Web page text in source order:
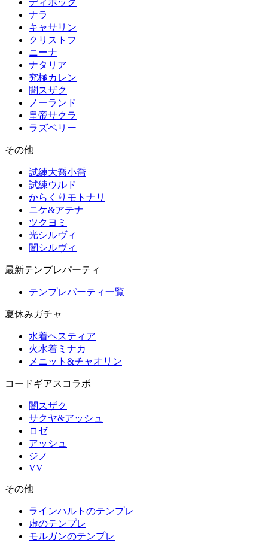
ディボック
ナラ
キャサリン
クリストフ
ニーナ
ナタリア
究極カレン
闇スザク
ノーランド
皇帝サクラ
ラズベリー
その他
試練大喬小喬
試練ウルド
からくりモトナリ
ニケ&アテナ
ツクヨミ
光シルヴィ
闇シルヴィ
最新テンプレパーティ
テンプレパーティ一覧
夏休みガチャ
水着ヘスティア
火水着ミナカ
メニット&チャオリン
コードギアスコラボ
闇スザク
サクヤ&アッシュ
ロゼ
アッシュ
ジノ
VV
その他
ラインハルトのテンプレ
虚のテンプレ
モルガンのテンプレ